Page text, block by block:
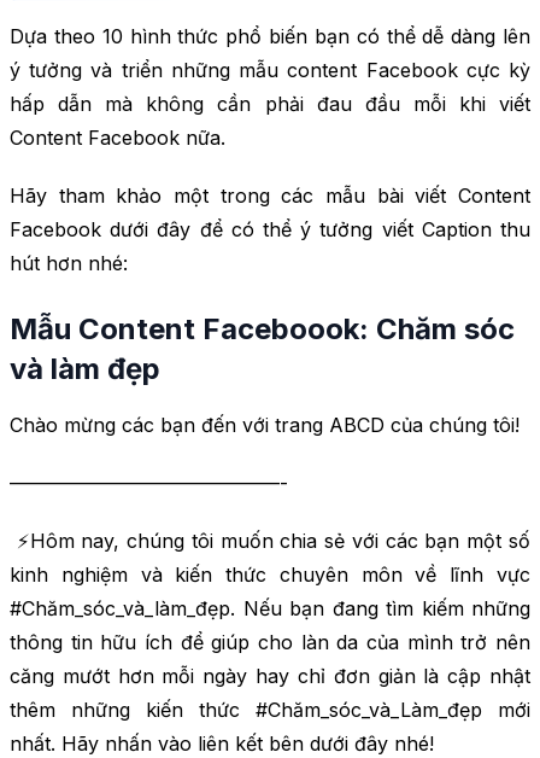
Dựa theo 10 hình thức phổ biến bạn có thể dễ dàng lên
ý tưởng và triển những mẫu content Facebook cực kỳ
hấp dẫn mà không cần phải đau đầu mỗi khi viết
Content Facebook nữa.
Hãy tham khảo một trong các mẫu bài viết Content
Facebook dưới đây để có thể ý tưởng viết Caption thu
hút hơn nhé:
Mẫu Content Faceboook: Chăm sóc
và làm đẹp
Chào mừng các bạn đến với trang ABCD của chúng tôi!
——————————————-
⚡Hôm nay, chúng tôi muốn chia sẻ với các bạn một số
kinh nghiệm và kiến thức chuyên môn về lĩnh vực
#Chăm_sóc_và_làm_đẹp. Nếu bạn đang tìm kiếm những
thông tin hữu ích để giúp cho làn da của mình trở nên
căng mướt hơn mỗi ngày hay chỉ đơn giản là cập nhật
thêm những kiến thức #Chăm_sóc_và_Làm_đẹp mới
nhất. Hãy nhấn vào liên kết bên dưới đây nhé!